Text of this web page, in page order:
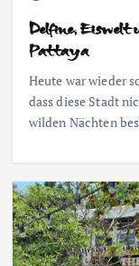
Delfine, Eiswelt
Pattaya
Heute war wieder
dass diese Stadt
wilden Nächten